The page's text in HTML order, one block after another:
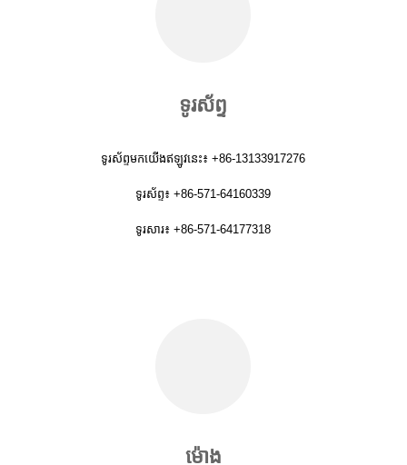
ទូរស័ព្ទ
ទូរស័ព្ទមកយើងឥឡូវនេះ៖ +86-13133917276
ទូរស័ព្ទ៖ +86-571-64160339
ទូរសារ៖ +86-571-64177318
ម៉ោង